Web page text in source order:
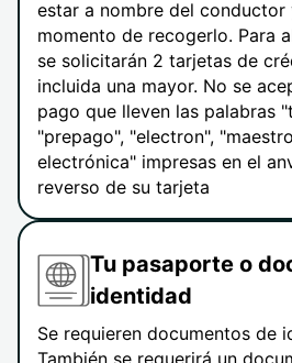
estar a nombre del conductor
momento de recogerlo. Para
se solicitarán 2 tarjetas de
incluida una mayor. No se
pago que lleven las palabras
"prepago", "electron",
electrónica" impresas en el
reverso de su tarjeta
Tu pasaporte o
identidad
Se requieren documentos de